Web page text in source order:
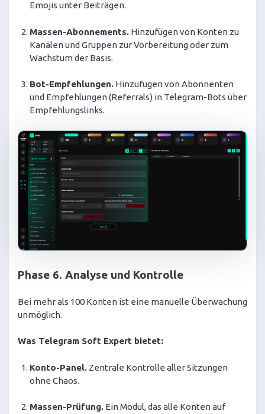
Emojis unter Beiträgen.
Massen-Abonnements. Hinzufügen von Konten zu
Kanälen und Gruppen zur Vorbereitung oder zum
Wachstum der Basis.
Bot-Empfehlungen. Hinzufügen von Abonnenten
und Empfehlungen (Referrals) in Telegram-Bots über
Empfehlungslinks.
Phase 6. Analyse und Kontrolle
Bei mehr als 100 Konten ist eine manuelle Überwachung
unmöglich.
Was Telegram Soft Expert bietet:
Konto-Panel. Zentrale Kontrolle aller Sitzungen
ohne Chaos.
Massen-Prüfung. Ein Modul, das alle Konten auf